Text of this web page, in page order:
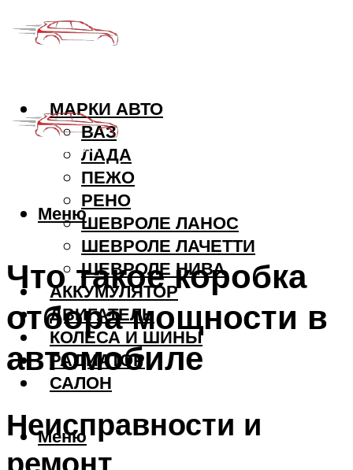
МАРКИ АВТО
ВАЗ
ЛАДА
ПЕЖО
РЕНО
ШЕВРОЛЕ ЛАНОС
ШЕВРОЛЕ ЛАЧЕТТИ
ШЕВРОЛЕ НИВА
АККУМУЛЯТОР
ДВИГАТЕЛЬ
КОЛЕСА И ШИНЫ
РАДИАТОР
САЛОН
Меню
Меню
Что такое коробка
отбора мощности в
автомобиле
Неисправности и